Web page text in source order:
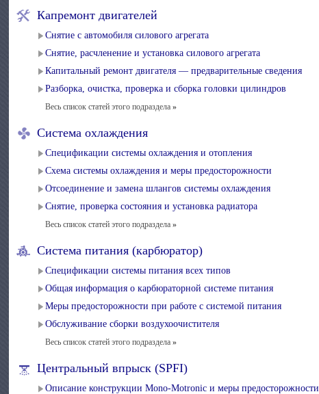
Капремонт двигателей
Снятие с автомобиля силового агрегата
Снятие, расчленение и установка силового агрегата
Капитальный ремонт двигателя — предварительные сведения
Разборка, очистка, проверка и сборка головки цилиндров
Весь список статей этого подраздела»
Система охлаждения
Спецификации системы охлаждения и отопления
Схема системы охлаждения и меры предосторожности
Отсоединение и замена шлангов системы охлаждения
Снятие, проверка состояния и установка радиатора
Весь список статей этого подраздела»
Система питания (карбюратор)
Спецификации системы питания всех типов
Общая информация о карбюраторной системе питания
Меры предосторожности при работе с системой питания
Обслуживание сборки воздухоочистителя
Весь список статей этого подраздела»
Центральный впрыск (SPFI)
Описание конструкции Mono-Motronic и меры предосторожности